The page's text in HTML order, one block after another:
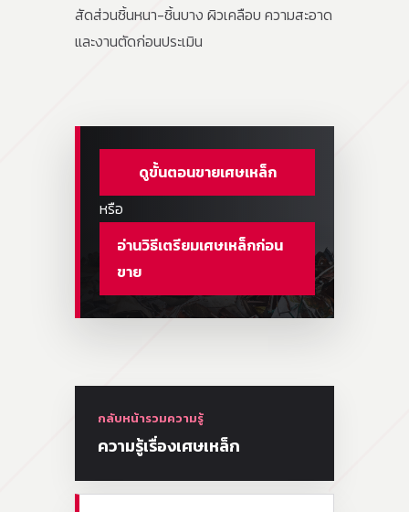
สัดส่วนชิ้นหนา-ชิ้นบาง ผิวเคลือบ ความสะอาด
และงานตัดก่อนประเมิน
ดูขั้นตอนขายเศษเหล็ก
หรือ
อ่านวิธีเตรียมเศษเหล็กก่อน
ขาย
กลับหน้ารวมความรู้
ความรู้เรื่องเศษเหล็ก